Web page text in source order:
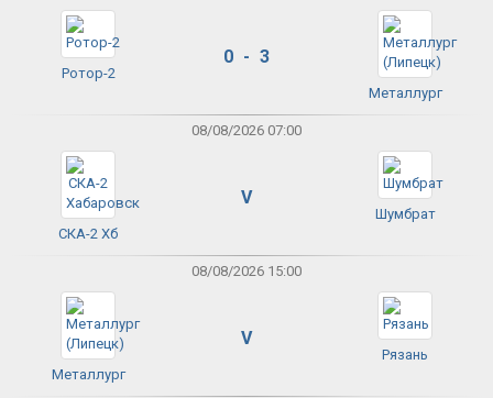
Ротор-2
0 - 3
Металлург
08/08/2026 07:00
СКА-2 Хб
V
Шумбрат
08/08/2026 15:00
Металлург
V
Рязань